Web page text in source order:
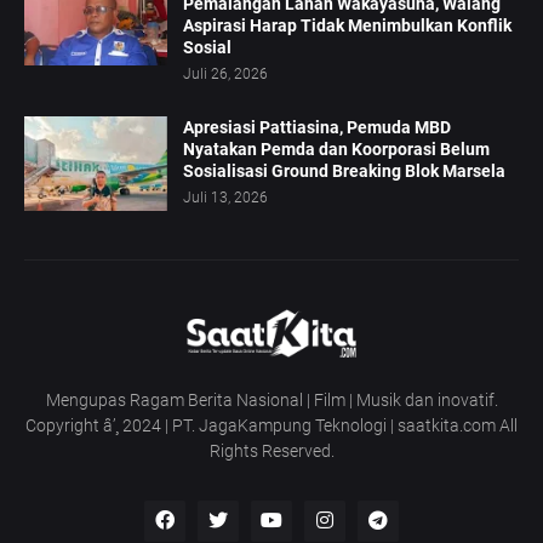
Aspirasi Harap Tidak Menimbulkan Konflik
Sosial
Juli 26, 2026
Apresiasi Pattiasina, Pemuda MBD
Nyatakan Pemda dan Koorporasi Belum
Sosialisasi Ground Breaking Blok Marsela
Juli 13, 2026
Mengupas Ragam Berita Nasional | Film | Musik dan inovatif.
Copyright â’¸ 2024 | PT. JagaKampung Teknologi | saatkita.com All
Rights Reserved.